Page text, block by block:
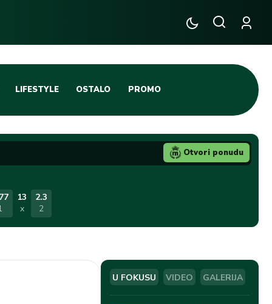
KOŠARKA
LIFESTYLE OSTALO
TENIS
TIFO SCENA
PROMO
13
x
2.3
2
Otvori ponudu
U FOKUSU VIDEO GALERIJA